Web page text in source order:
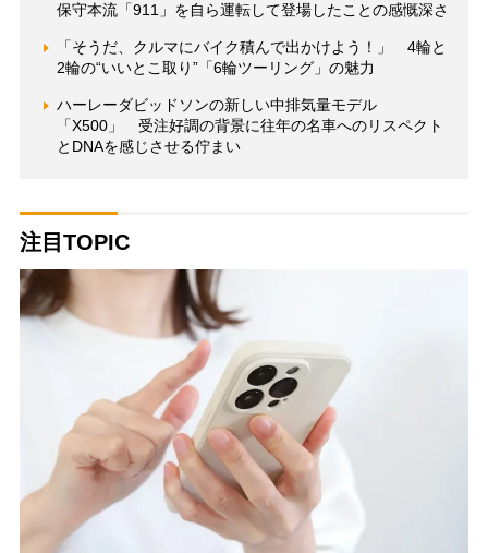
保守本流「911」を自ら運転して登場したことの感慨深さ
「そうだ、クルマにバイク積んで出かけよう！」 4輪と
2輪の“いいとこ取り”「6輪ツーリング」の魅力
ハーレーダビッドソンの新しい中排気量モデル
「X500」 受注好調の背景に往年の名車へのリスペクト
とDNAを感じさせる佇まい
注目TOPIC